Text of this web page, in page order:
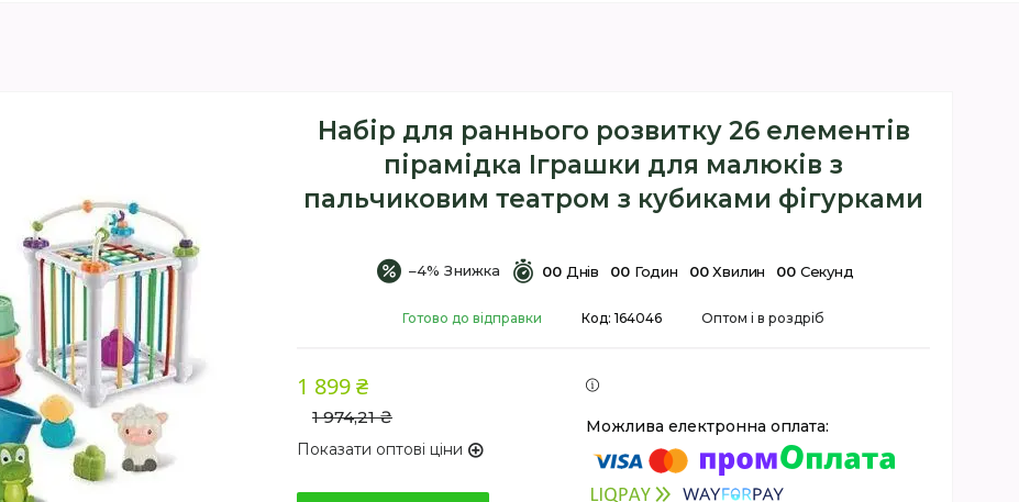
Набір для раннього розвитку 26 елементів
пірамідка Іграшки для малюків з
пальчиковим театром з кубиками фігурками
–4% 00 Днів 00 Годин 00 Хвилин 00 Секунд
Готово до відправки Оптом і в роздріб
Код: 164046
1 974,21 ₴
1 899 ₴
Показати оптові ціни